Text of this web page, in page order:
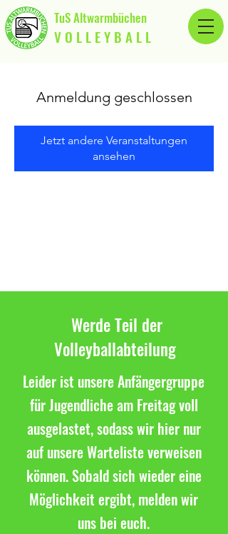
TuS Altwarmbüchen
V O L L E Y B A L L
Anmeldung geschlossen
Jetzt andere Veranstaltungen
ansehen
Werde Teil der
Volleyballabteilung
Leider ist unsere Anfängergruppe
für Jugendliche am Freitag voll
ausgelastet, sodass wir hier nur
auf unsere Warteliste verweisen
können. Sobald sich wieder eine
Möglichkeit ergibt, melden wir
uns bei euch.